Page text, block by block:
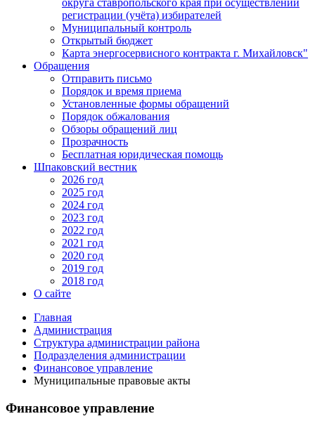
округа ставропольского края при осуществлении
регистрации (учёта) избирателей
Муниципальный контроль
Открытый бюджет
Карта энергосервисного контракта г. Михайловск"
Обращения
Отправить письмо
Порядок и время приема
Установленные формы обращений
Порядок обжалования
Обзоры обращений лиц
Прозрачность
Бесплатная юридическая помощь
Шпаковский вестник
2026 год
2025 год
2024 год
2023 год
2022 год
2021 год
2020 год
2019 год
2018 год
О сайте
Главная
Администрация
Структура администрации района
Подразделения администрации
Финансовое управление
Муниципальные правовые акты
Финансовое управление